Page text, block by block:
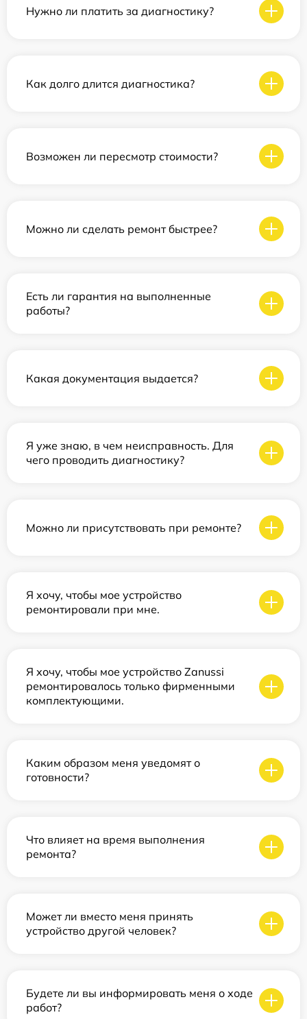
Нужно ли платить за диагностику?
Как долго длится диагностика?
Возможен ли пересмотр стоимости?
Можно ли сделать ремонт быстрее?
Есть ли гарантия на выполненные
работы?
Какая документация выдается?
Я уже знаю, в чем неисправность. Для
чего проводить диагностику?
Можно ли присутствовать при ремонте?
Я хочу, чтобы мое устройство
ремонтировали при мне.
Я хочу, чтобы мое устройство Zanussi
ремонтировалось только фирменными
комплектующими.
Каким образом меня уведомят о
готовности?
Что влияет на время выполнения
ремонта?
Может ли вместо меня принять
устройство другой человек?
Будете ли вы информировать меня о ходе
работ?